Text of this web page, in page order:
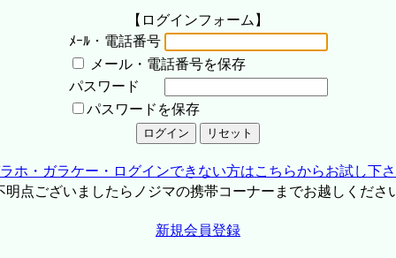
【ログインフォーム】
ﾒｰﾙ・電話番号
メール・電話番号を保存
パスワード
パスワードを保存
ホ・ガラケー・ログインできない方はこちらからお試し下
点ございましたらノジマの携帯コーナーまでお越しくださ
新規会員登録